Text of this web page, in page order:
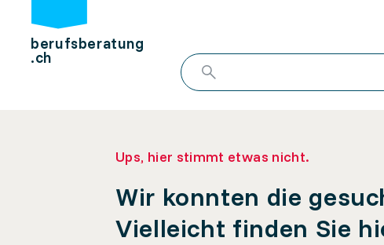
berufsberatung
.ch
Ups, hier stimmt etwas nicht.
Wir konnten die
Vielleicht finden Sie